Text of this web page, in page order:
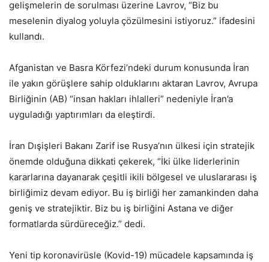
gelişmelerin de sorulması üzerine Lavrov, “Biz bu
meselenin diyalog yoluyla çözülmesini istiyoruz.” ifadesini
kullandı.
Afganistan ve Basra Körfezi’ndeki durum konusunda İran
ile yakın görüşlere sahip olduklarını aktaran Lavrov, Avrupa
Birliğinin (AB) “insan hakları ihlalleri” nedeniyle İran’a
uyguladığı yaptırımları da eleştirdi.
İran Dışişleri Bakanı Zarif ise Rusya’nın ülkesi için stratejik
önemde olduğuna dikkati çekerek, “İki ülke liderlerinin
kararlarına dayanarak çeşitli ikili bölgesel ve uluslararası iş
birliğimiz devam ediyor. Bu iş birliği her zamankinden daha
geniş ve stratejiktir. Biz bu iş birliğini Astana ve diğer
formatlarda sürdüreceğiz.” dedi.
Yeni tip koronavirüsle (Kovid-19) mücadele kapsamında iş